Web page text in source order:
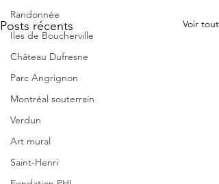
Randonnée
Iles de Boucherville
Château Dufresne
Parc Angrignon
Montréal souterrain
Verdun
Art mural
Saint-Henri
Posts récents Voir tout